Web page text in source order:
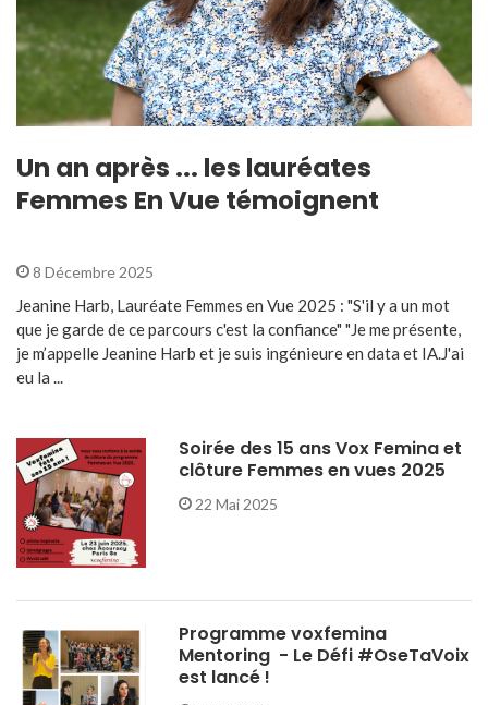
Un an après ... les lauréates
Femmes En Vue témoignent
8 Décembre 2025
Jeanine Harb, Lauréate Femmes en Vue 2025 : "S'il y a un mot
que je garde de ce parcours c'est la confiance" "Je me présente,
je m’appelle Jeanine Harb et je suis ingénieure en data et IA.J'ai
eu la ...
Soirée des 15 ans Vox Femina et
clôture Femmes en vues 2025
22 Mai 2025
Programme voxfemina
Mentoring - Le Défi #OseTaVoix
est lancé !